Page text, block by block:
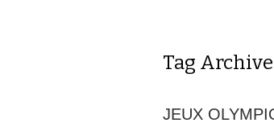
Tag
JEUX